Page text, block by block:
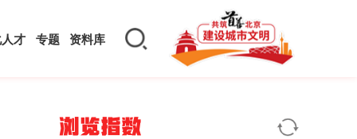
才 专题 资料库
浏览指数